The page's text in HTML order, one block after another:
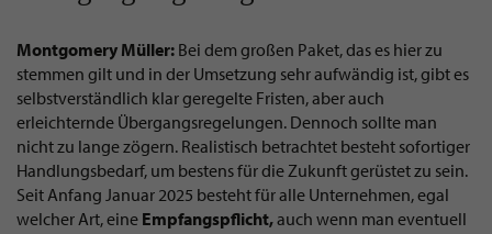
Montgomery Müller: Bei dem großen Paket, das es hier zu
stemmen gilt und in der Umsetzung sehr aufwändig ist, gibt es
selbstverständlich klar geregelte Fristen, aber auch
erleichternde Übergangsregelungen. Dennoch sollte man
nicht zu lange zögern. Realistisch betrachtet besteht sofortiger
Handlungsbedarf, um bestens für die Zukunft gerüstet zu sein.
Seit Anfang Januar 2025 besteht für alle Unternehmen, egal
welcher Art, eine Empfangspflicht,auch wenn man eventuell